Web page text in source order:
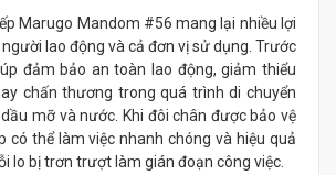
Marugo Mandom #56 mang lại nhiều lợi
lao động và cả đơn vị sử dụng. Trước
đảm bảo an toàn lao động, giảm thiểu
chấn thương trong quá trình di chuyển
mỡ và nước. Khi đôi chân được bảo vệ
có thể làm việc nhanh chóng và hiệu quả
lo bị trơn trượt làm gián đoạn công việc.